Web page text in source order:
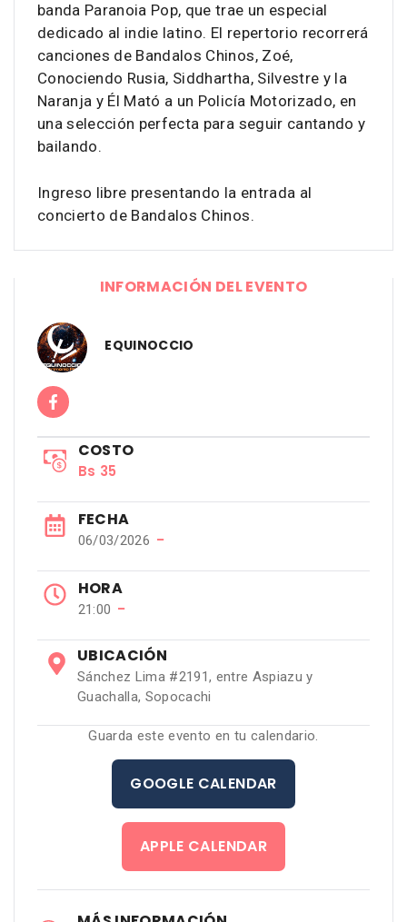
banda Paranoia Pop, que trae un especial
dedicado al indie latino. El repertorio recorrerá
canciones de Bandalos Chinos, Zoé,
Conociendo Rusia, Siddhartha, Silvestre y la
Naranja y Él Mató a un Policía Motorizado, en
una selección perfecta para seguir cantando y
bailando.
Ingreso libre presentando la entrada al
concierto de Bandalos Chinos.
INFORMACIÓN DEL EVENTO
EQUINOCCIO
COSTO
Bs 35
FECHA
06/03/2026 −
HORA
21:00 −
UBICACIÓN
Sánchez Lima #2191, entre Aspiazu y
Guachalla, Sopocachi
Guarda este evento en tu calendario.
GOOGLE CALENDAR
APPLE CALENDAR